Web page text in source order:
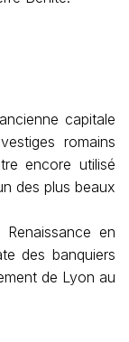
capitale
romains
encore utilisé
des plus beaux
en
des banquiers
de Lyon au